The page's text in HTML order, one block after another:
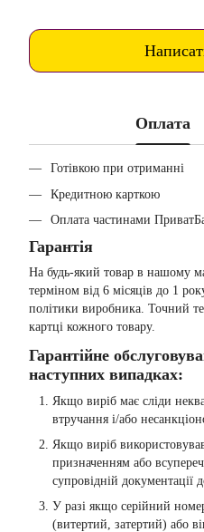
Оплата
Готівкою при отриманні
Кредитною карткою
Оплата частинами
Гарантія
На будь-який товар в нашому
терміном від 6 місяців до 1
політики виробника. Точний
картці кожного товару.
Гарантійне
наступних випадках:
Якщо виріб має сліди
втручання і/або
Якщо виріб
призначенням або
супровідній документації
У разі якщо серійний
(витертий, затертий) або